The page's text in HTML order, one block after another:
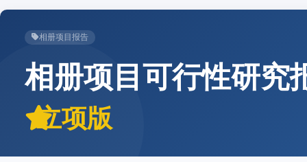
相册项目报告
相册项目可行性研究
立项版